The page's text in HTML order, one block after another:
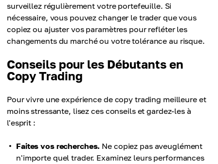
surveillez régulièrement votre portefeuille. Si
nécessaire, vous pouvez changer le trader que vous
copiez ou ajuster vos paramètres pour refléter les
changements du marché ou votre tolérance au risque.
Conseils pour les Débutants en
Copy Trading
Pour vivre une expérience de copy trading meilleure et
moins stressante, lisez ces conseils et gardez-les à
l'esprit :
Faites vos recherches. Ne copiez pas aveuglément
n'importe quel trader. Examinez leurs performances